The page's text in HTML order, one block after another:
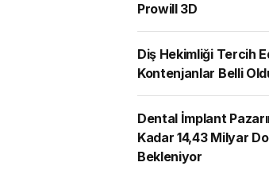
Prowill 3D
Diş Hekimliği Tercih
Kontenjanlar Belli
Dental İmplant
Kadar 14,43 Milyar
Bekleniyor